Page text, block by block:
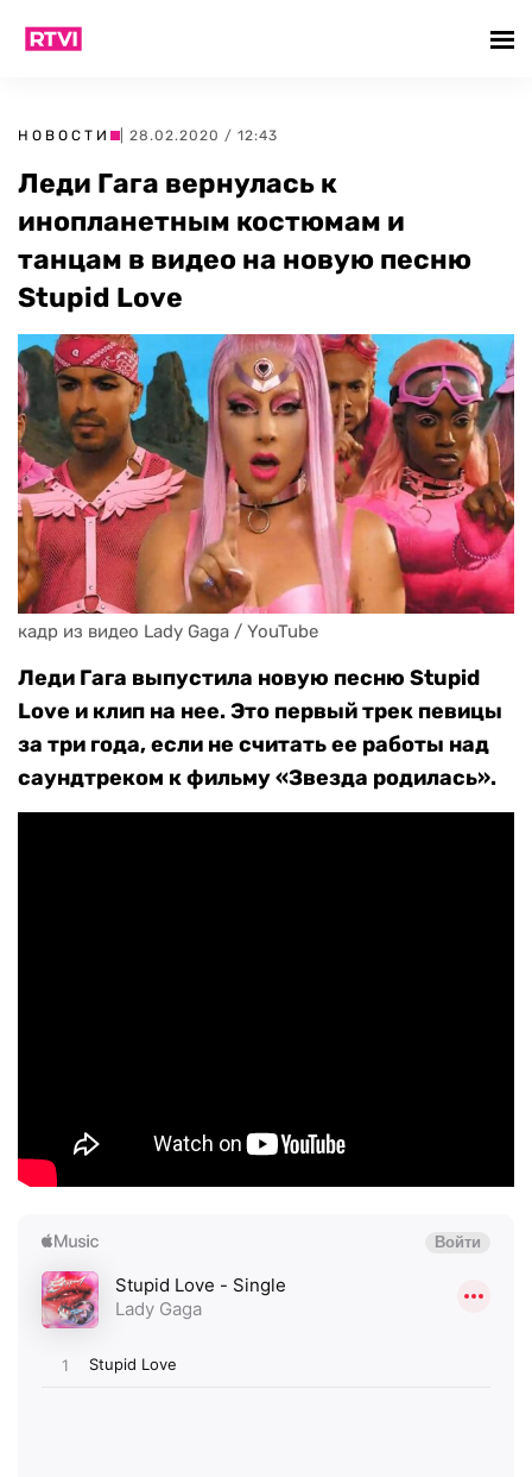
НОВОСТИ | 28.02.2020 / 12:43
Леди Гага вернулась к
инопланетным костюмам и
танцам в видео на новую песню
Stupid Love
кадр из видео Lady Gaga / YouTube
Леди Гага выпустила новую песню Stupid
Love и клип на нее. Это первый трек певицы
за три года, если не считать ее работы над
саундтреком к фильму «Звезда родилась».